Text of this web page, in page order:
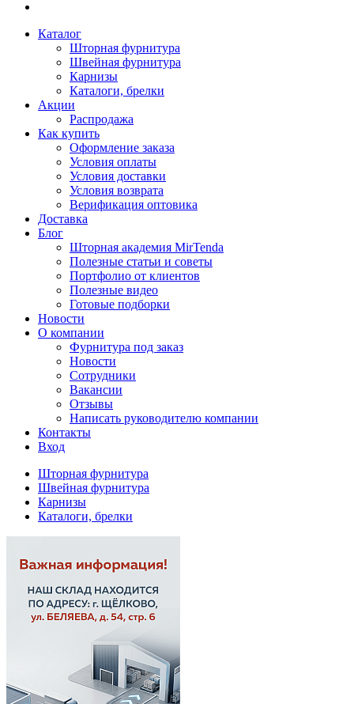
Каталог
Шторная фурнитура
Швейная фурнитура
Карнизы
Каталоги, брелки
Акции
Распродажа
Как купить
Оформление заказа
Условия оплаты
Условия доставки
Условия возврата
Верификация оптовика
Доставка
Блог
Шторная академия MirTenda
Полезные статьи и советы
Портфолио от клиентов
Полезные видео
Готовые подборки
Новости
О компании
Фурнитура под заказ
Новости
Сотрудники
Вакансии
Отзывы
Написать руководителю компании
Контакты
Вход
Шторная фурнитура
Швейная фурнитура
Карнизы
Каталоги, брелки